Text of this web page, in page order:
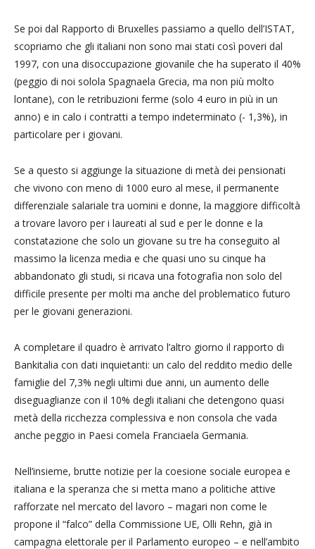
Se poi dal Rapporto di Bruxelles passiamo a quello dell’ISTAT,
scopriamo che gli italiani non sono mai stati così poveri dal
1997, con una disoccupazione giovanile che ha superato il 40%
(peggio di noi solola Spagnaela Grecia, ma non più molto
lontane), con le retribuzioni ferme (solo 4 euro in più in un
anno) e in calo i contratti a tempo indeterminato (- 1,3%), in
particolare per i giovani.
Se a questo si aggiunge la situazione di metà dei pensionati
che vivono con meno di 1000 euro al mese, il permanente
differenziale salariale tra uomini e donne, la maggiore difficoltà
a trovare lavoro per i laureati al sud e per le donne e la
constatazione che solo un giovane su tre ha conseguito al
massimo la licenza media e che quasi uno su cinque ha
abbandonato gli studi, si ricava una fotografia non solo del
difficile presente per molti ma anche del problematico futuro
per le giovani generazioni.
A completare il quadro è arrivato l’altro giorno il rapporto di
Bankitalia con dati inquietanti: un calo del reddito medio delle
famiglie del 7,3% negli ultimi due anni, un aumento delle
diseguaglianze con il 10% degli italiani che detengono quasi
metà della ricchezza complessiva e non consola che vada
anche peggio in Paesi comela Franciaela Germania.
Nell’insieme, brutte notizie per la coesione sociale europea e
italiana e la speranza che si metta mano a politiche attive
rafforzate nel mercato del lavoro – magari non come le
propone il “falco” della Commissione UE, Olli Rehn, già in
campagna elettorale per il Parlamento europeo – e nell’ambito